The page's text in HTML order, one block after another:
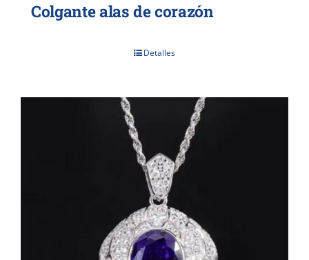
Colgante alas de corazón
Detalles